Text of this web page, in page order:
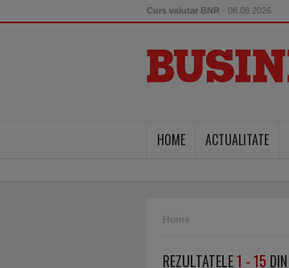
Curs valutar BNR - 08.08.2026
HOME ACTUALITATE
Home
REZULTATELE1 - 15 DIN